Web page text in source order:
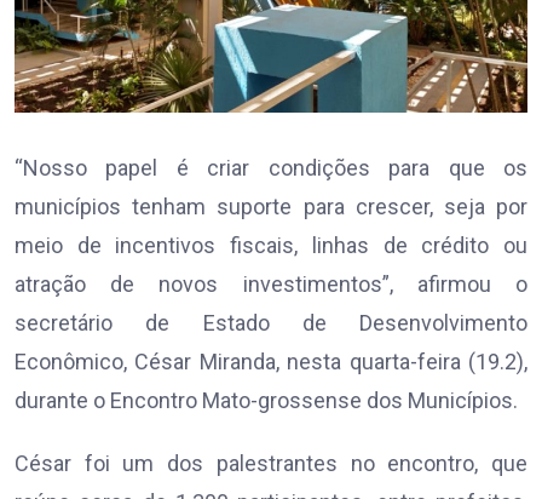
“Nosso papel é criar condições para que os
municípios tenham suporte para crescer, seja por
meio de incentivos fiscais, linhas de crédito ou
atração de novos investimentos”, afirmou o
secretário de Estado de Desenvolvimento
Econômico, César Miranda, nesta quarta-feira (19.2),
durante o Encontro Mato-grossense dos Municípios.
César foi um dos palestrantes no encontro, que